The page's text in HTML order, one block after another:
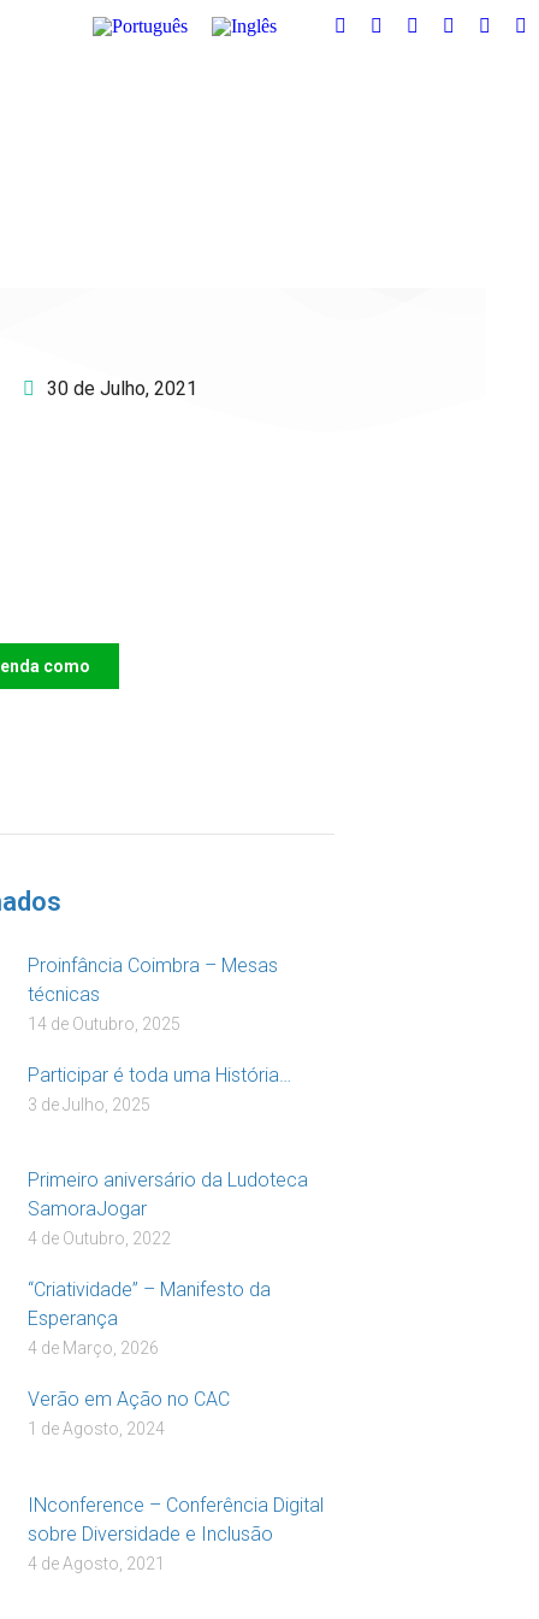
30 de Julho, 2021
como
Proinfância Coimbra – Mesas
técnicas
14 de Outubro, 2025
Participar é toda uma História…
3 de Julho, 2025
Primeiro aniversário da Ludoteca
SamoraJogar
4 de Outubro, 2022
“Criatividade” – Manifesto da
Esperança
4 de Março, 2026
Verão em Ação no CAC
1 de Agosto, 2024
INconference – Conferência Digital
sobre Diversidade e Inclusão
4 de Agosto, 2021